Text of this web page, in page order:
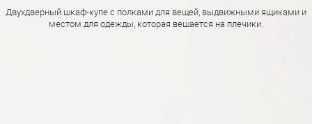
Двухдверный шкаф-купе с полками для вещей, выдвижными ящиками и
местом для одежды, которая вешается на плечики.
ФУРНИТУРА
О НАС